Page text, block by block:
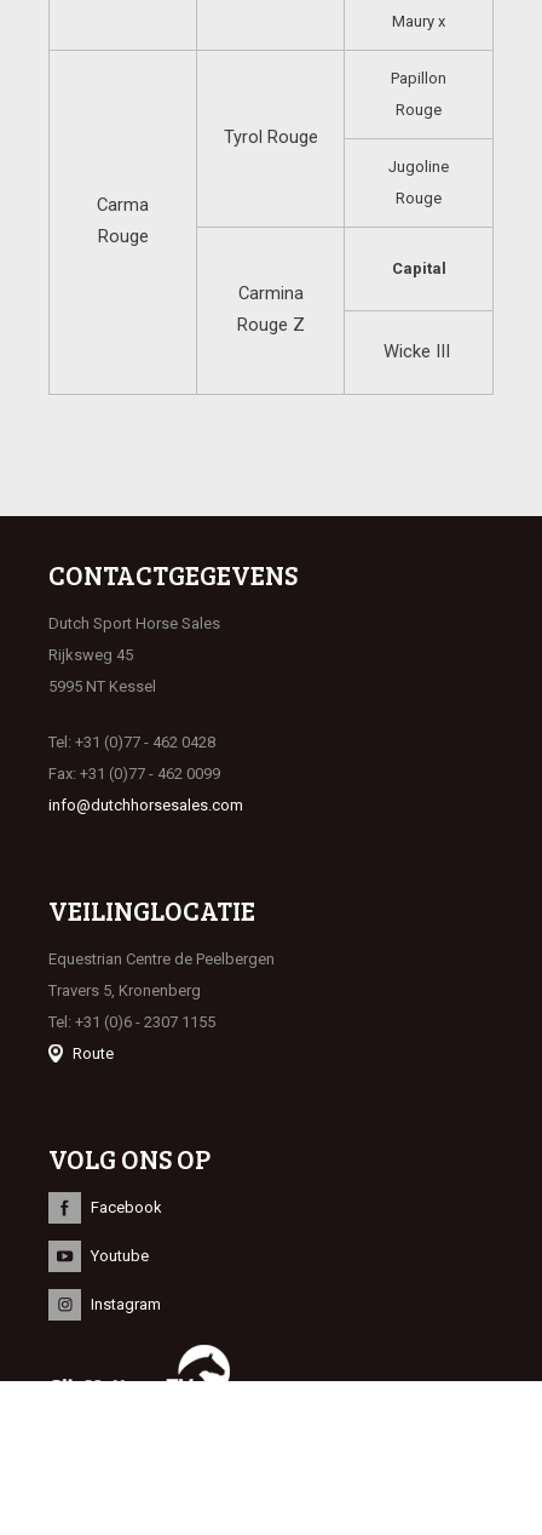
Maury x
Carma
Rouge
Tyrol Rouge
Papillon
Rouge
Jugoline
Rouge
Carmina
Rouge Z
Capital
Wicke III
CONTACTGEGEVENS
Dutch Sport Horse Sales
Rijksweg 45
5995 NT Kessel
Tel: +31 (0)77 - 462 0428
Fax: +31 (0)77 - 462 0099
info@dutchhorsesales.com
VEILINGLOCATIE
Equestrian Centre de Peelbergen
Travers 5, Kronenberg
Tel: +31 (0)6 - 2307 1155
Route
VOLG ONS OP
Facebook
Youtube
Instagram